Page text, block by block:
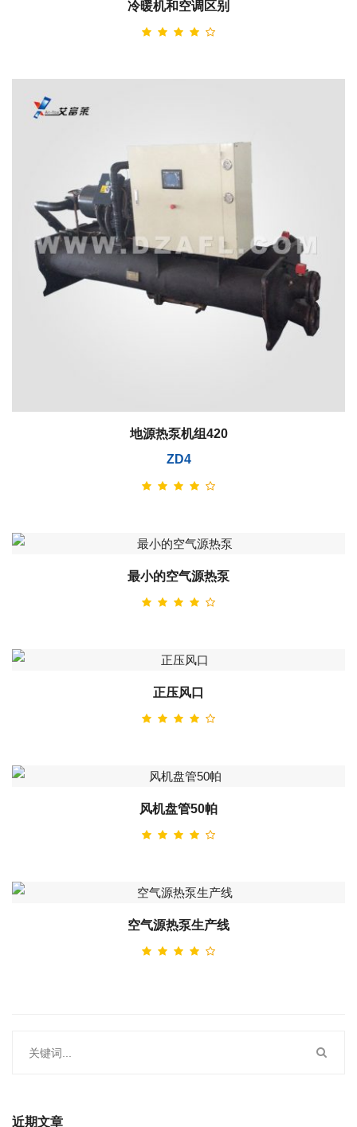
冷暖机和空调区别
地源热泵机组420
ZD4
最小的空气源热泵
正压风口
风机盘管50帕
空气源热泵生产线
近期文章